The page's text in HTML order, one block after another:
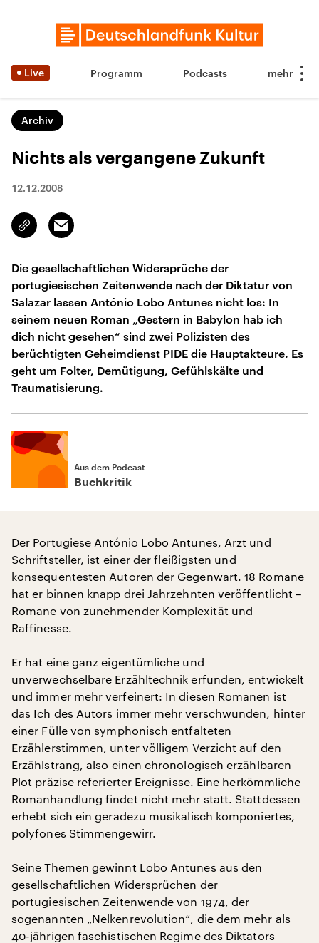
Live Programm Podcasts
Archiv
Nichts als vergangene Zukunft
12.12.2008
Link
kopieren/teilen
Email
Die gesellschaftlichen Widersprüche der
portugiesischen Zeitenwende nach der Diktatur von
Salazar lassen António Lobo Antunes nicht los: In
seinem neuen Roman „Gestern in Babylon hab ich
dich nicht gesehen“ sind zwei Polizisten des
berüchtigten Geheimdienst PIDE die Hauptakteure. Es
geht um Folter, Demütigung, Gefühlskälte und
Traumatisierung.
Aus dem Podcast
Buchkritik
Der Portugiese António Lobo Antunes, Arzt und
Schriftsteller, ist einer der fleißigsten und
konsequentesten Autoren der Gegenwart. 18 Romane
hat er binnen knapp drei Jahrzehnten veröffentlicht –
Romane von zunehmender Komplexität und
Raffinesse.
Er hat eine ganz eigentümliche und
unverwechselbare Erzähltechnik erfunden, entwickelt
und immer mehr verfeinert: In diesen Romanen ist
das Ich des Autors immer mehr verschwunden, hinter
einer Fülle von symphonisch entfalteten
Erzählerstimmen, unter völligem Verzicht auf den
Erzählstrang, also einen chronologisch erzählbaren
Plot präzise referierter Ereignisse. Eine herkömmliche
Romanhandlung findet nicht mehr statt. Stattdessen
erhebt sich ein geradezu musikalisch komponiertes,
polyfones Stimmengewirr.
Seine Themen gewinnt Lobo Antunes aus den
gesellschaftlichen Widersprüchen der
portugiesischen Zeitenwende von 1974, der
sogenannten „Nelkenrevolution“, die dem mehr als
40-jährigen faschistischen Regime des Diktators